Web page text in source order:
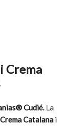
Crema
Cudié. La
Catalana i